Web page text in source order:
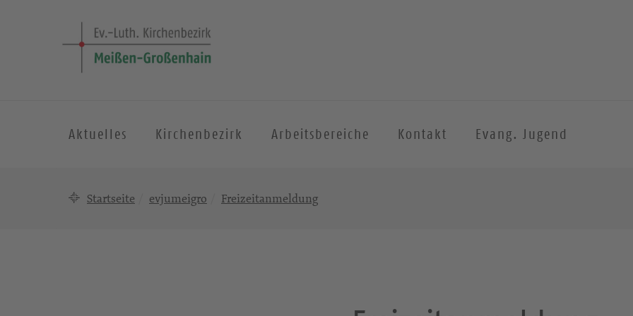
Aktuelles Kirchenbezirk Arbeitsbereiche Kontakt Evang. Jugend
Startseite evjumeigro Freizeitanmeldung